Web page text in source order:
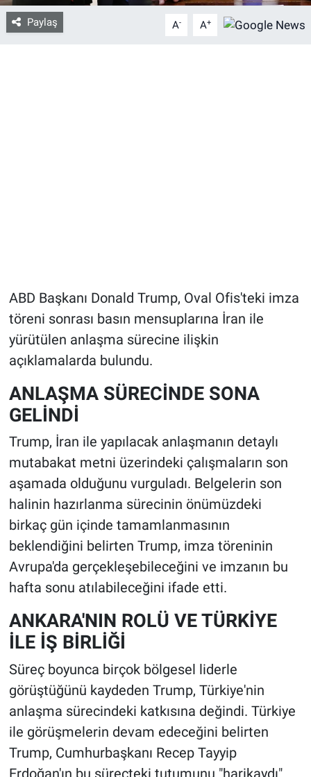
Paylaş A- A+
ABD Başkanı Donald Trump, Oval Ofis'teki imza
töreni sonrası basın mensuplarına İran ile
yürütülen anlaşma sürecine ilişkin
açıklamalarda bulundu.
ANLAŞMA SÜRECİNDE SONA
GELİNDİ
Trump, İran ile yapılacak anlaşmanın detaylı
mutabakat metni üzerindeki çalışmaların son
aşamada olduğunu vurguladı. Belgelerin son
halinin hazırlanma sürecinin önümüzdeki
birkaç gün içinde tamamlanmasının
beklendiğini belirten Trump, imza töreninin
Avrupa'da gerçekleşebileceğini ve imzanın bu
hafta sonu atılabileceğini ifade etti.
ANKARA'NIN ROLÜ VE TÜRKİYE
İLE İŞ BİRLİĞİ
Süreç boyunca birçok bölgesel liderle
görüştüğünü kaydeden Trump, Türkiye'nin
anlaşma sürecindeki katkısına değindi. Türkiye
ile görüşmelerin devam edeceğini belirten
Trump, Cumhurbaşkanı Recep Tayyip
Erdoğan'ın bu süreçteki tutumunu "harikaydı"
İletişim (Künye)